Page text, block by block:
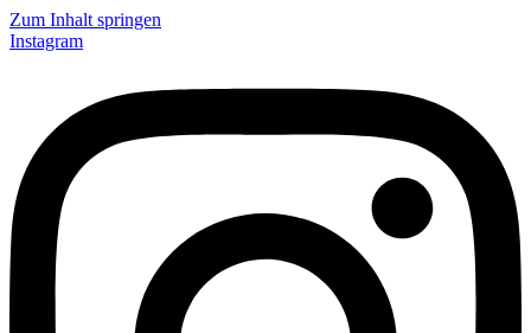
Zum Inhalt springen
Instagram